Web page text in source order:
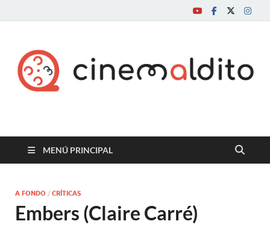
Cine maldito
MENÚ PRINCIPAL
A FONDO / CRÍTICAS
Embers (Claire Carré)